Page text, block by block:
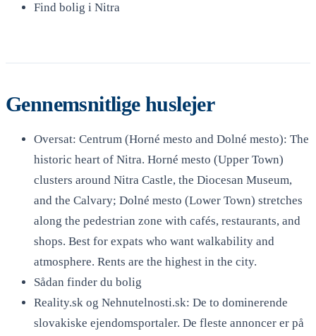
Find bolig i Nitra
Gennemsnitlige huslejer
Oversat: Centrum (Horné mesto and Dolné mesto): The
historic heart of Nitra. Horné mesto (Upper Town)
clusters around Nitra Castle, the Diocesan Museum,
and the Calvary; Dolné mesto (Lower Town) stretches
along the pedestrian zone with cafés, restaurants, and
shops. Best for expats who want walkability and
atmosphere. Rents are the highest in the city.
Sådan finder du bolig
Reality.sk og Nehnutelnosti.sk: De to dominerende
slovakiske ejendomsportaler. De fleste annoncer er på